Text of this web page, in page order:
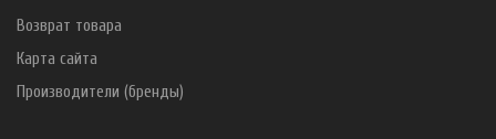
Возврат товара
Карта сайта
Производители (бренды)